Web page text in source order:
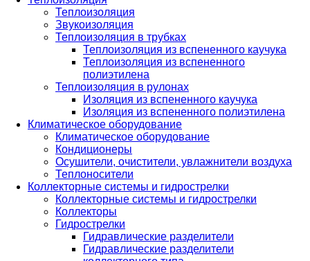
Теплоизоляция
Звукоизоляция
Теплоизоляция в трубках
Теплоизоляция из вспененного каучука
Теплоизоляция из вспененного
полиэтилена
Теплоизоляция в рулонах
Изоляция из вспененного каучука
Изоляция из вспененного полиэтилена
Климатическое оборудование
Климатическое оборудование
Кондиционеры
Осушители, очистители, увлажнители воздуха
Теплоносители
Коллекторные системы и гидрострелки
Коллекторные системы и гидрострелки
Коллекторы
Гидрострелки
Гидравлические разделители
Гидравлические разделители